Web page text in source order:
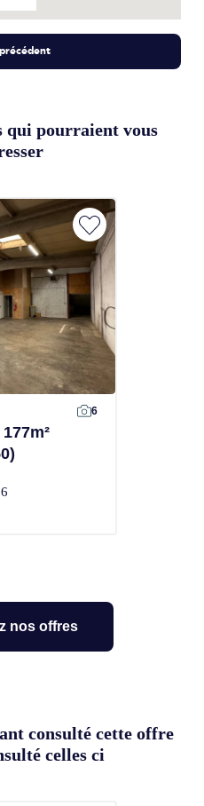
qui pourraient vous
6
nos offres
consulté cette offre
celles ci